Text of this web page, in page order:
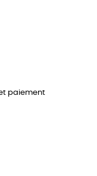
paiement